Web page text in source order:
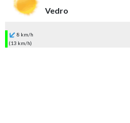
Vedro
8 km/h
(13 km/h)